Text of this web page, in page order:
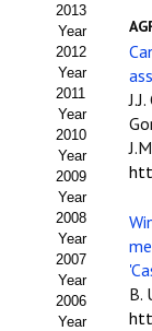
Comunicaciones
Jornadas PAM
Premio
Buscador de
Buscador de
CONTACTO
BUSCADOR
2013
Year
2012
Year
2011
Year
2010
Year
2009
Year
2008
Year
2007
Year
2006
Year
B.